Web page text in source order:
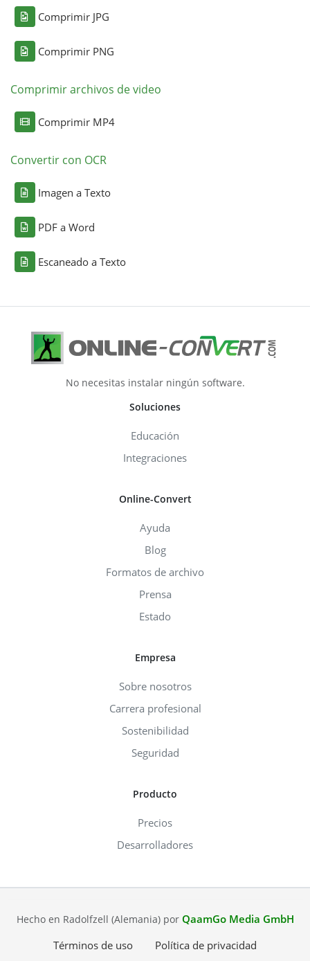
Comprimir JPG
Comprimir PNG
Comprimir archivos de video
Comprimir MP4
Convertir con OCR
Imagen a Texto
PDF a Word
Escaneado a Texto
No necesitas instalar ningún software.
Soluciones
Educación
Integraciones
Online-Convert
Ayuda
Blog
Formatos de archivo
Prensa
Estado
Empresa
Sobre nosotros
Carrera profesional
Sostenibilidad
Seguridad
Producto
Precios
Desarrolladores
Hecho en Radolfzell (Alemania) por QaamGo Media GmbH
Términos de uso
Política de privacidad